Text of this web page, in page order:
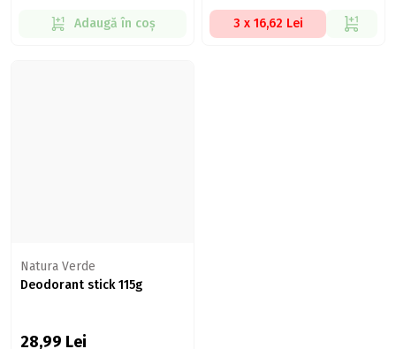
Adaugă în coș 3 x 16,62 Lei
Natura Verde
Deodorant stick 115g
28,99 Lei